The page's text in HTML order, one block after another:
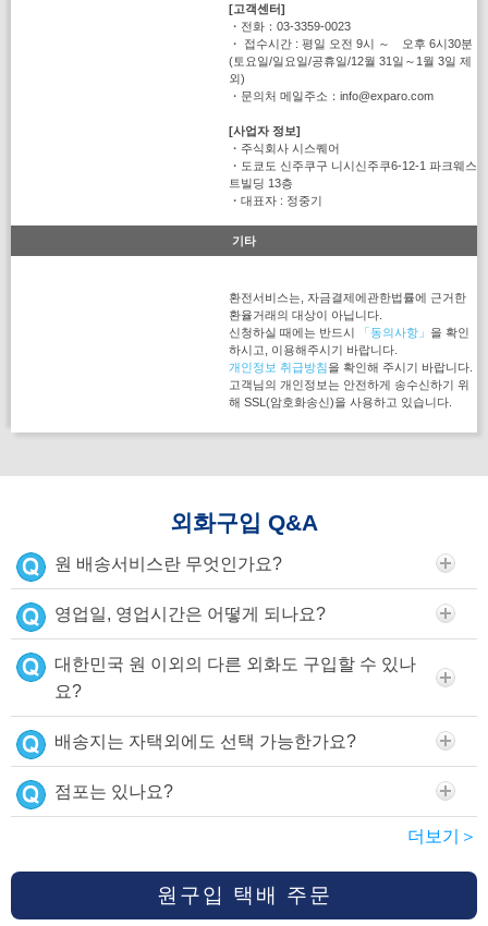
[고객센터]
・전화：03-3359-0023
・ 접수시간 : 평일 오전 9시 ～ 오후 6시30분
(토요일/일요일/공휴일/12월 31일～1월 3일 제
외)
・문의처 메일주소：info@exparo.com
[사업자 정보]
・주식회사 시스퀘어
・도쿄도 신주쿠구 니시신주쿠6-12-1 파크웨스
트빌딩 13층
・대표자 : 정중기
기타
환전서비스는, 자금결제에관한법률에 근거한
환율거래의 대상이 아닙니다.
신청하실 때에는 반드시
「동의사항」 을 확인
하시고, 이용해주시기 바랍니다.
개인정보 취급방침을 확인해 주시기 바랍니다.
고객님의 개인정보는 안전하게 송수신하기 위
해 SSL(암호화송신)을 사용하고 있습니다.
외화구입 Q&A
원 배송서비스란 무엇인가요?
영업일, 영업시간은 어떻게 되나요?
대한민국 원 이외의 다른 외화도 구입할 수 있나
요?
배송지는 자택외에도 선택 가능한가요?
점포는 있나요?
더보기＞
원구입 택배 주문